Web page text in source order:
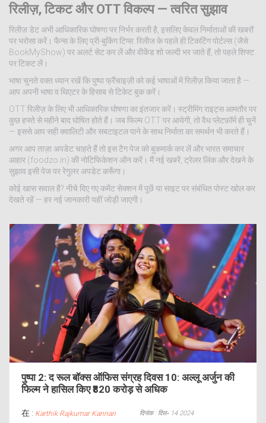
रिलीज़, टिकट और OTT विकल्प — त्वरित सुझाव
रिलीज़ डेट अभी आधिकारिक घोषणा पर निर्भर करती है, इसलिए केवल निर्माताओं की खबरों
पर भरोसा करें। फैन्स के लिए प्री-बुकिंग टिप्स: रिलीज के पहले ही टिकटिंग पोर्टल्स (जैसे
BookMyShow) पर अलर्ट सेट कर लें और वीकेंड शो जल्दी भर जाते हैं, तो पहले शिफ्ट
पर टिकट लें।
भाषा चुनते वक्त ध्यान रखें कि पुष्पा फ्रैंचाइज़ी को कई भाषाओं में रिलीज़ किया जाता है —
आप अपनी भाषा व थिएटर के हिसाब से टिकेट बुक करें।
OTT रिलीज़ के लिए भी आधिकारिक घोषणा का इंतजार करें। स्ट्रीमिंग राइट्स आमतौर पर
कुछ हफ्ते से महीने बाद घोषित होते हैं। जब फिल्म OTT पर आयेगी, तो वैध प्लेटफ़ॉर्म ही चुनें
— इससे आप सही क्वालिटी और सबटाइटल पाने के साथ निर्माता का समर्थन भी करते हैं।
अगर आप ताज़ा अपडेट चाहते हैं तो इस टैग पेज को बुकमार्क कर लें और भारत समाचार
आहार (foodzo.in) की नोटिफिकेशन ऑन करें। मैं नई खबरें, ट्रेलर लिंक और देखने के
सुझाव इसी पेज पर रेगुलर अपडेट करूँगा।
कोई खास सवाल है? नीचे दिए गए कमेंट सेक्शन में पूछें या साइट पर संबंधित पोस्ट खोल कर
देखते रहें — हर नई जानकारी यहीं जोड़ी जाएगी।
पुष्पा 2: द रूल बॉक्स ऑफिस संग्रह दिवस 10: अल्लू अर्जुन की
फिल्म ने हासिल किए ₹820 करोड़ से अधिक
在 : Karthik Rajkumar Kannan दिनांक : दिस॰ 14 2024